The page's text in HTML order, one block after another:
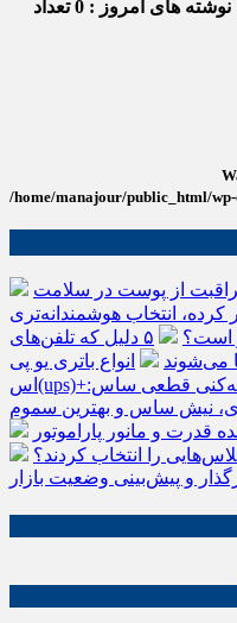
نوشته های امروز : 0
تعداد
/home/manajour/public_html/
از پوست در سلامت
انتخاب هوشمندانه‌تری
است؟
۵ دلیل که تلفن‌های IP سیسکو باعث
می‌شوند
انواع باتری یو پی
قطعی ساس:
نیش ساس و بهترین سموم
قدرت و مانور پاراموتور